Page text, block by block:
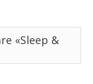
«Sleep &